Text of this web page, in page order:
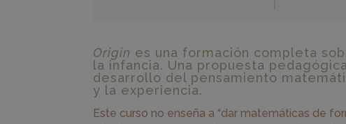
Origin es una formación completa
la infancia. Una propuesta
desarrollo del pensamiento
y la experiencia.
Este curso no enseña a “dar matemáticas de